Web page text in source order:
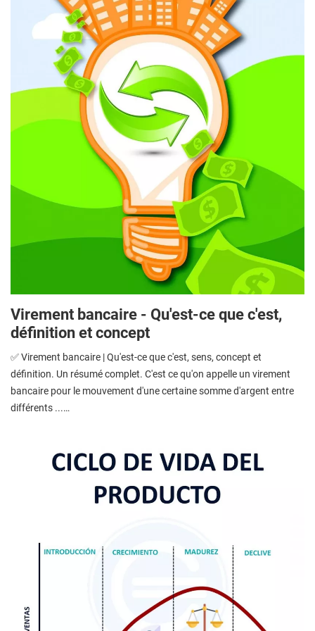
Virement bancaire - Qu'est-ce que c'est,
définition et concept
✅ Virement bancaire | Qu'est-ce que c'est, sens, concept et
définition. Un résumé complet. C'est ce qu'on appelle un virement
bancaire pour le mouvement d'une certaine somme d'argent entre
différents ...…